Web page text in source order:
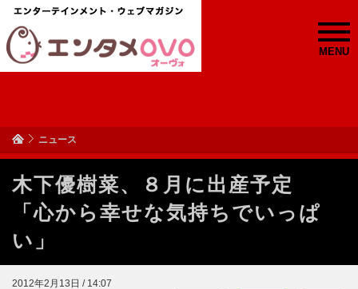
MENU
ニュース
木下優樹菜、８月に出産予定
「心から幸せな気持ちでいっぱ
い」
2012年2月13日 / 14:07